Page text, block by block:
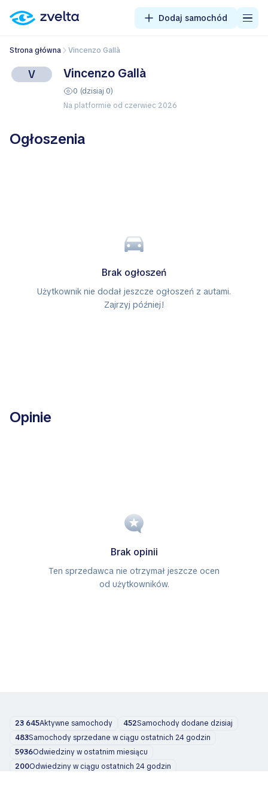
Dodaj samochód
Strona główna Vincenzo Gallà
V Vincenzo Gallà
0 (dzisiaj 0)
Na platformie od czerwiec 2026
Ogłoszenia
Brak ogłoszeń
Użytkownik nie dodał jeszcze ogłoszeń z autami.
Zajrzyj później!
Opinie
Brak opinii
Ten sprzedawca nie otrzymał jeszcze ocen
od użytkowników.
23 645Aktywne samochody 452Samochody dodane dzisiaj
483Samochody sprzedane w ciągu ostatnich 24 godzin
5936Odwiedziny w ostatnim miesiącu
200Odwiedziny w ciągu ostatnich 24 godzin